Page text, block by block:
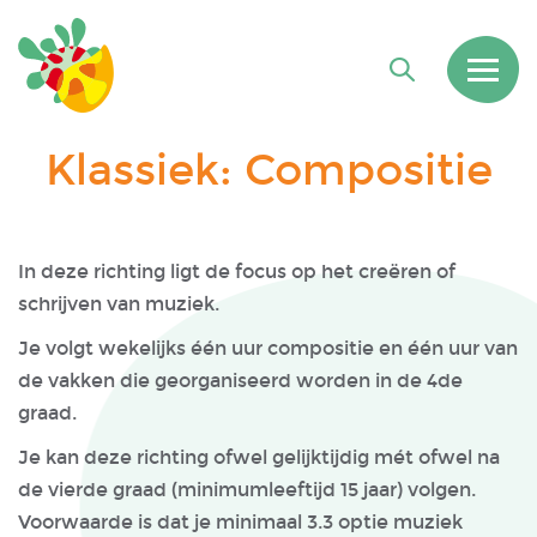
Klassiek: Compositie
In deze richting ligt de focus op het creëren of
schrijven van muziek.
Je volgt wekelijks één uur compositie en één uur van
de vakken die georganiseerd worden in de 4de
graad.
Je kan deze richting ofwel gelijktijdig mét ofwel na
de vierde graad (minimumleeftijd 15 jaar) volgen.
Voorwaarde is dat je minimaal 3.3 optie muziek